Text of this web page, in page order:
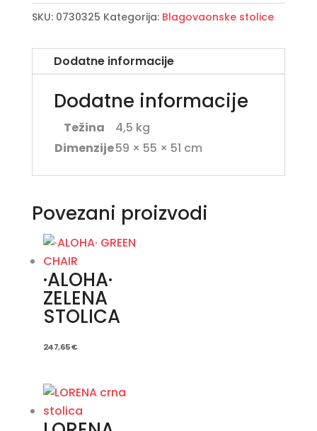
stolica
SKU: 0730325 Kategorija: Blagovaonske stolice
Dodatne informacije
Dodatne informacije
Težina
4,5 kg
Dimenzije59 × 55 × 51 cm
Povezani proizvodi
·ALOHA·
ZELENA
STOLICA
247,65€